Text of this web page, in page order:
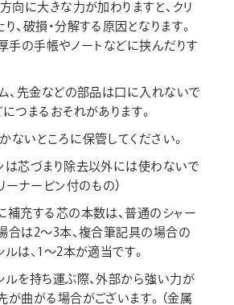
向に大きな力が加わりますと、クリ
、破損・分解する原因となります。
厚手の手帳やノートなどに挟んだりす
ム、先金などの部品は口に入れないで
につまるおそれがあります。
ないところに保管してください。
は芯づまり除去以外には使わないで
ーナーピン付のもの）
補充する芯の本数は、普通のシャー
合は2～3本、複合筆記具の場合の
ルは、1～2本が適当です。
ルを持ち運ぶ際、外部から強い力が
が曲がる場合がございます。（金属